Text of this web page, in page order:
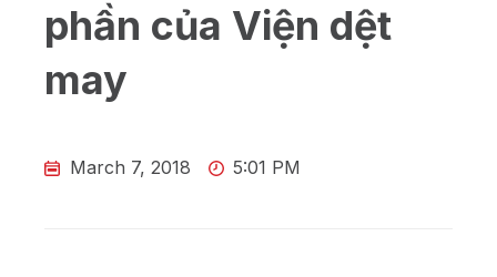
phần của Viện dệt
may
March 7, 2018 5:01 PM